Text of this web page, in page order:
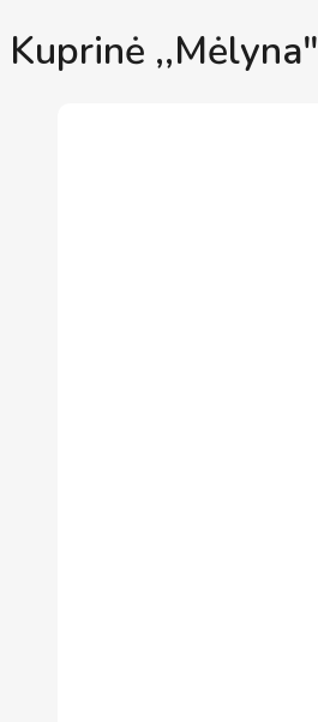
Kuprinė ,,Mėlyna"